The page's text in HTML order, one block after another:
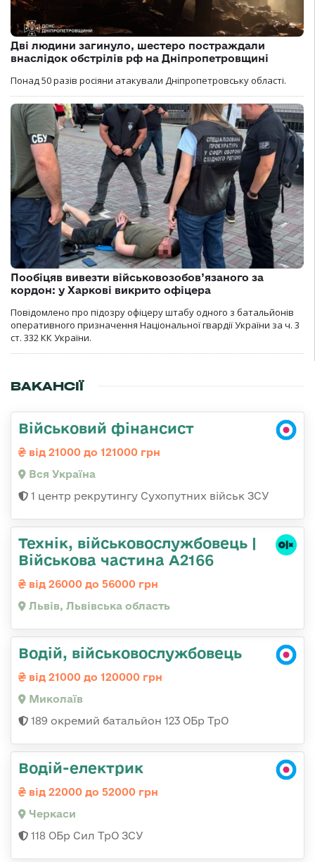
Дві людини загинуло, шестеро постраждали
внаслідок обстрілів рф на Дніпропетровщині
Понад 50 разів росіяни атакували Дніпропетровську області.
Пообіцяв вивезти військовозобов’язаного за
кордон: у Харкові викрито офіцера
Повідомлено про підозру офіцеру штабу одного з батальйонів
оперативного призначення Національної гвардії України за ч. 3
ст. 332 КК України.
ВАКАНСІЇ
Військовий фінансист
від 21000 до 121000 грн
Вся Україна
1 центр рекрутингу Сухопутних військ ЗСУ
Технік, військовослужбовець |
Військова частина А2166
від 26000 до 56000 грн
Львів, Львівська область
Водій, військовослужбовець
від 21000 до 120000 грн
Миколаїв
189 окремий батальйон 123 ОБр ТрО
Водій-електрик
від 22000 до 52000 грн
Черкаси
118 ОБр Сил ТрО ЗСУ